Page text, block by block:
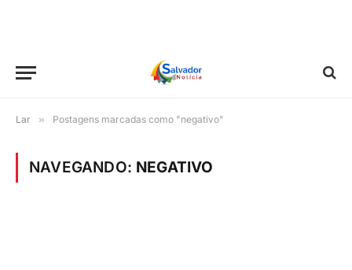
Lar » Postagens marcadas como "negativo"
NAVEGANDO: NEGATIVO